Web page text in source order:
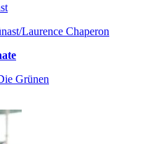
Laurence Chaperon
Grünen